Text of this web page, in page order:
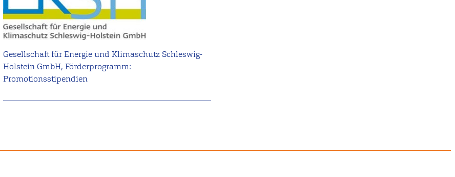
Gesellschaft für Energie und Klimaschutz Schleswig-
Holstein GmbH, Förderprogramm:
Promotionsstipendien